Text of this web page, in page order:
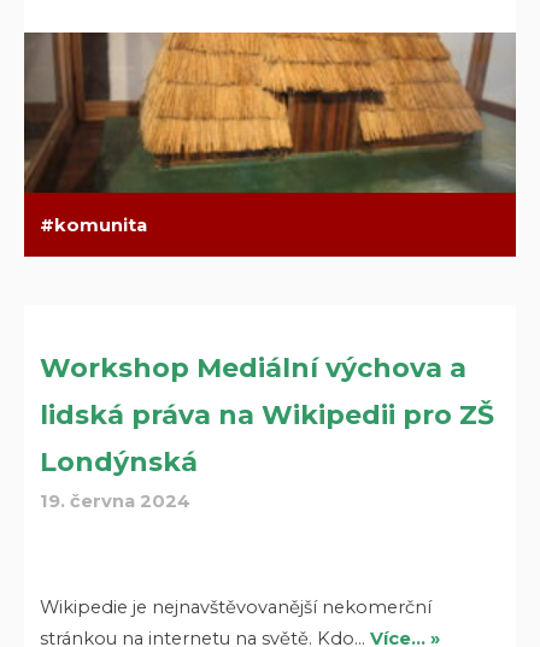
komunita
Workshop Mediální výchova a
lidská práva na Wikipedii pro ZŠ
Londýnská
19. června 2024
Wikipedie je nejnavštěvovanější nekomerční
stránkou na internetu na světě. Kdo…Více… »